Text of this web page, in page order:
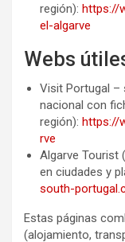
región): https://
el-algarve
Webs
Visit Portugal –
nacional con
región): https://
rve
Algarve Tourist
en ciudades y
south-
Estas páginas
(alojamiento,